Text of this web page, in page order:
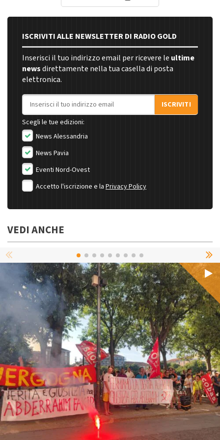
ISCRIVITI ALLE NEWSLETTER DI RADIO GOLD
Inserisci il tuo indirizzo email per ricevere le ultime
newsdirettamente nella tua casella di posta
elettronica.
Indirizzo email
ISCRIVITI
Scegli le tue edizioni:
News Alessandria
News Pavia
Eventi Nord-Ovest
Accetto l'iscrizione e la Privacy Policy
VEDI ANCHE